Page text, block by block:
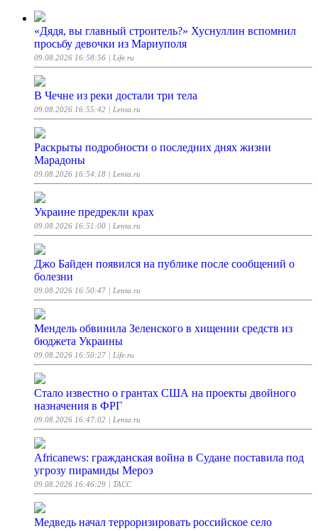
«Дядя, вы главный строитель?» Хуснуллин вспомнил
просьбу девочки из Мариуполя
09.08.2026 16:58:56 | Life.ru
В Чечне из реки достали три тела
09.08.2026 16:55:42 | Lenta.ru
Раскрыты подробности о последних днях жизни
Марадоны
09.08.2026 16:54:18 | Lenta.ru
Украине предрекли крах
09.08.2026 16:51:00 | Lenta.ru
Джо Байден появился на публике после сообщений о
болезни
09.08.2026 16:50:47 | Lenta.ru
Мендель обвинила Зеленского в хищении средств из
бюджета Украины
09.08.2026 16:50:27 | Life.ru
Стало известно о грантах США на проекты двойного
назначения в ФРГ
09.08.2026 16:47:02 | Lenta.ru
Africanews: гражданская война в Судане поставила под
угрозу пирамиды Мероэ
09.08.2026 16:46:29 | ТАСС
Медведь начал терроризировать российское село